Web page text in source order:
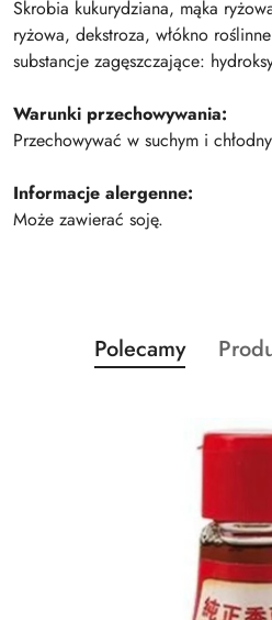
Skrobia kukurydziana, mąka
ryżowa, dekstroza, włókno
substancje zagęszczające:
Warunki przechowywania:
Przechowywać w suchym i
Informacje alergenne:
Może zawierać soję.
Pomiń karuzelę
Produkty
o
Polecamy